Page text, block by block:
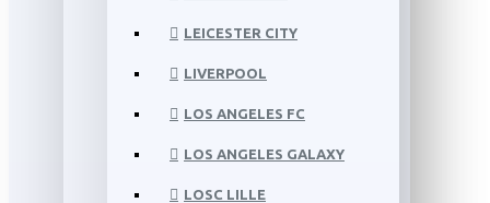
LEICESTER CITY
LIVERPOOL
LOS ANGELES FC
LOS ANGELES GALAXY
LOSC LILLE